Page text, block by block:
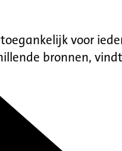
voor
bronnen,